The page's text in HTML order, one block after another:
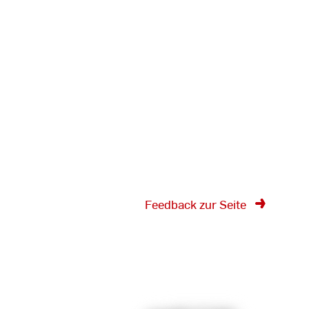
Feedback zur Seite